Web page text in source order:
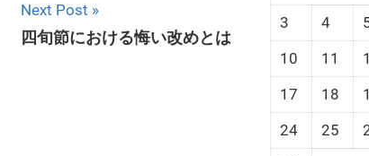
Next Post
四旬節における悔い改めとは
3
4
10
11
17
18
24
25